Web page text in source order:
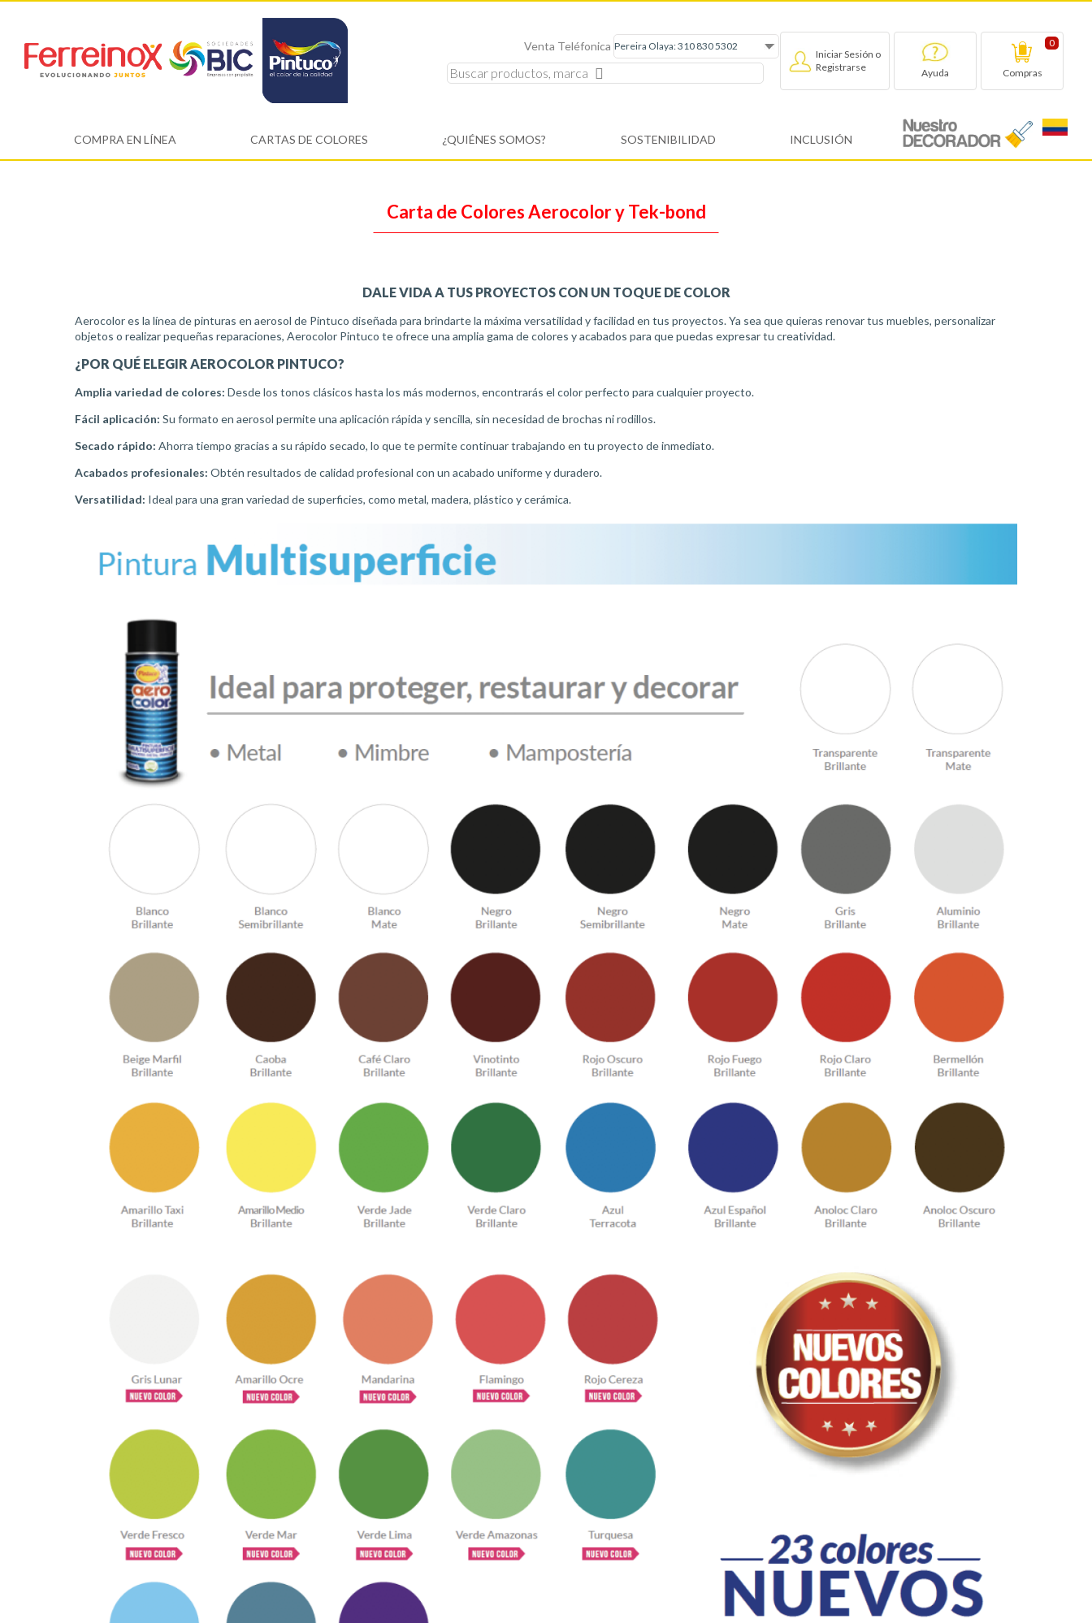
Venta Teléfonica
Iniciar Sesión o
Registrarse
Ayuda
0
Compras
COMPRA EN LÍNEA CARTAS DE COLORES ¿QUIÉNES SOMOS? SOSTENIBILIDAD INCLUSIÓN
Carta de Colores Aerocolor y Tek-bond
DALE VIDA A TUS PROYECTOS CON UN TOQUE DE COLOR
Aerocolor es la línea de pinturas en aerosol de Pintuco diseñada para brindarte la máxima versatilidad y facilidad en tus proyectos. Ya sea que quieras renovar tus muebles, personalizar
objetos o realizar pequeñas reparaciones, Aerocolor Pintuco te ofrece una amplia gama de colores y acabados para que puedas expresar tu creatividad.
¿POR QUÉ ELEGIR AEROCOLOR PINTUCO?
Amplia variedad de colores: Desde los tonos clásicos hasta los más modernos, encontrarás el color perfecto para cualquier proyecto.
Fácil aplicación: Su formato en aerosol permite una aplicación rápida y sencilla, sin necesidad de brochas ni rodillos.
Secado rápido: Ahorra tiempo gracias a su rápido secado, lo que te permite continuar trabajando en tu proyecto de inmediato.
Acabados profesionales: Obtén resultados de calidad profesional con un acabado uniforme y duradero.
Versatilidad: Ideal para una gran variedad de superficies, como metal, madera, plástico y cerámica.